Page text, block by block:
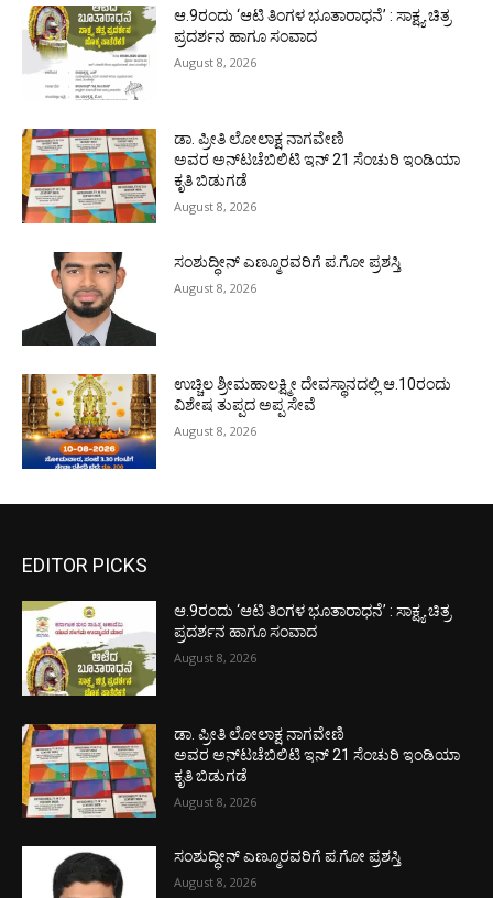
ಆ.9ರಂದು ‘ಆಟಿ ತಿಂಗಳ ಭೂತಾರಾಧನೆ’ : ಸಾಕ್ಷ್ಯ ಚಿತ್ರ
ಪ್ರದರ್ಶನ ಹಾಗೂ ಸಂವಾದ
August 8, 2026
ಡಾ. ಪ್ರೀತಿ ಲೋಲಾಕ್ಷ ನಾಗವೇಣಿ
ಅವರ ಅನ್‌ಟಚೆಬಿಲಿಟಿ ಇನ್ 21 ಸೆಂಚುರಿ ಇಂಡಿಯಾ
ಕೃತಿ ಬಿಡುಗಡೆ
August 8, 2026
ಸಂಶುದ್ಧೀನ್ ಎಣ್ಮೂರವರಿಗೆ ಪ.ಗೋ ಪ್ರಶಸ್ತಿ
August 8, 2026
ಉಚ್ಚಿಲ ಶ್ರೀಮಹಾಲಕ್ಷ್ಮೀ ದೇವಸ್ಥಾನದಲ್ಲಿ ಆ.10ರಂದು
ವಿಶೇಷ ತುಪ್ಪದ ಅಪ್ಪ ಸೇವೆ
August 8, 2026
EDITOR PICKS
ಆ.9ರಂದು ‘ಆಟಿ ತಿಂಗಳ ಭೂತಾರಾಧನೆ’ : ಸಾಕ್ಷ್ಯ ಚಿತ್ರ
ಪ್ರದರ್ಶನ ಹಾಗೂ ಸಂವಾದ
August 8, 2026
ಡಾ. ಪ್ರೀತಿ ಲೋಲಾಕ್ಷ ನಾಗವೇಣಿ
ಅವರ ಅನ್‌ಟಚೆಬಿಲಿಟಿ ಇನ್ 21 ಸೆಂಚುರಿ ಇಂಡಿಯಾ
ಕೃತಿ ಬಿಡುಗಡೆ
August 8, 2026
ಸಂಶುದ್ಧೀನ್ ಎಣ್ಮೂರವರಿಗೆ ಪ.ಗೋ ಪ್ರಶಸ್ತಿ
August 8, 2026